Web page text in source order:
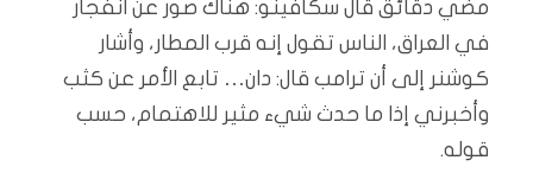
مضي دقائق قال سكافينو: هناك صور عن انفجار
في العراق، الناس تقول إنه قرب المطار، وأشار
كوشنر إلى أن ترامب قال: دان… تابع الأمر عن كثب
وأخبرني إذا ما حدث شيء مثير للاهتمام، حسب
قوله.